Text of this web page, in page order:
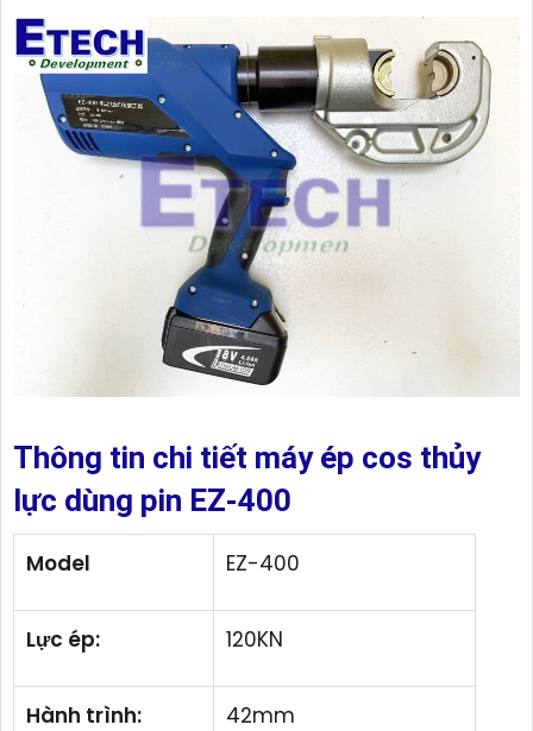
Thông tin chi tiết máy ép cos thủy
lực dùng pin EZ-400
Model EZ-400
Lực ép: 120KN
Hành trình: 42mm